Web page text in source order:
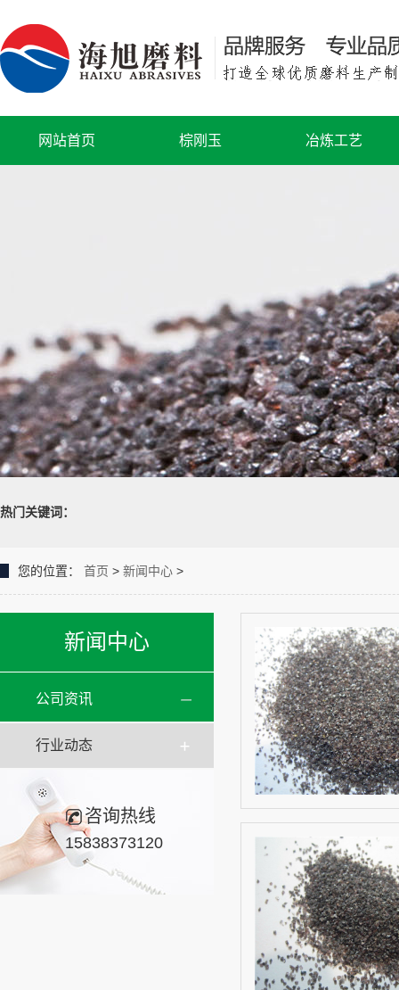
网站首页 棕刚玉 冶炼工艺
热门关键词：
您的位置： 首页 > 新闻中心 >
新闻中心
公司资讯
行业动态
咨询热线
15838373120